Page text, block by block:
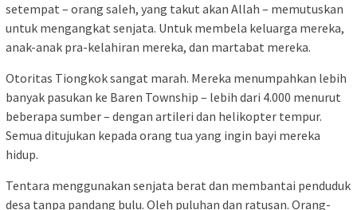
setempat – orang saleh, yang takut akan Allah – memutuskan
untuk mengangkat senjata. Untuk membela keluarga mereka,
anak-anak pra-kelahiran mereka, dan martabat mereka.
Otoritas Tiongkok sangat marah. Mereka menumpahkan lebih
banyak pasukan ke Baren Township – lebih dari 4.000 menurut
beberapa sumber – dengan artileri dan helikopter tempur.
Semua ditujukan kepada orang tua yang ingin bayi mereka
hidup.
Tentara menggunakan senjata berat dan membantai penduduk
desa tanpa pandang bulu. Oleh puluhan dan ratusan. Orang-